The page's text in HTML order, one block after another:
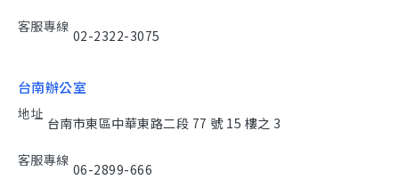
客服專線
02-2322-3075
台南辦公室
地址
台南市東區中華東路二段 77 號 15 樓之 3
客服專線
06-2899-666